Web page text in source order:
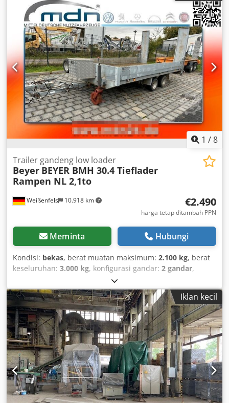
1 /8
Weißenfels 10.918 km
Trailer gandeng low loader
Beyer BEYER BMH 30.4 Tieflader
Rampen NL 2,1to
€2.490
harga tetap ditambah PPN
Meminta Hubungi
Kondisi: bekas, berat muatan maksimum: 2.100 kg, berat
keseluruhan: 3.000 kg, konfigurasi gandar: 2 gandar,
04/1996
Iklan kecil